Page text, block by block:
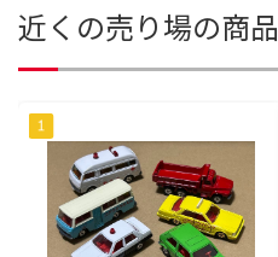
近くの売り場の商品